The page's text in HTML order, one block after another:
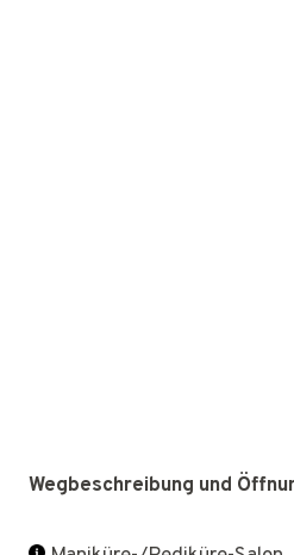
Wegbeschreibung und